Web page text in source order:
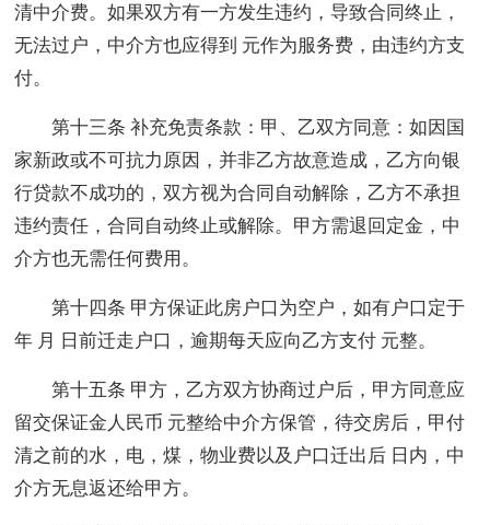
清中介费。如果双方有一方发生违约，导致合同终止，
无法过户，中介方也应得到 元作为服务费，由违约方支
付。
第十三条 补充免责条款：甲、乙双方同意：如因国
家新政或不可抗力原因，并非乙方故意造成，乙方向银
行贷款不成功的，双方视为合同自动解除，乙方不承担
违约责任，合同自动终止或解除。甲方需退回定金，中
介方也无需任何费用。
第十四条 甲方保证此房户口为空户，如有户口定于
年 月 日前迁走户口，逾期每天应向乙方支付 元整。
第十五条 甲方，乙方双方协商过户后，甲方同意应
留交保证金人民币 元整给中介方保管，待交房后，甲付
清之前的水，电，煤，物业费以及户口迁出后 日内，中
介方无息返还给甲方。